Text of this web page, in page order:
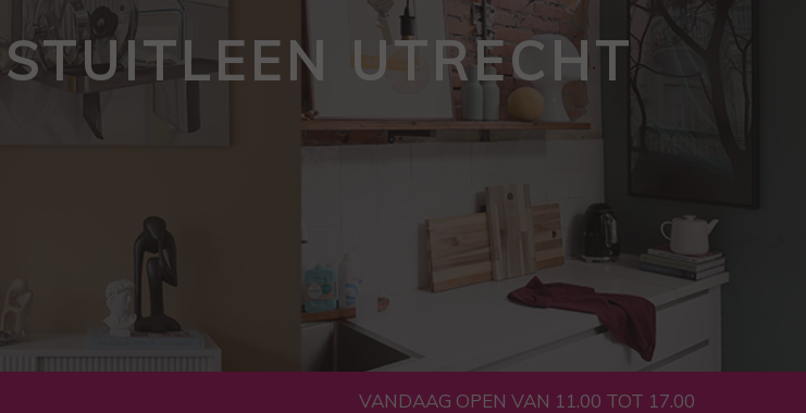
UTRECHT
VANDAAG OPEN VAN 11.00 TOT 17.00